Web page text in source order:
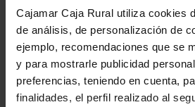
Cajamar Caja Rural utiliza cookies
de análisis, de personalización de
ejemplo, recomendaciones que se
y para mostrarle publicidad
preferencias, teniendo en cuenta,
finalidades, el perfil realizado al
Mobile phone